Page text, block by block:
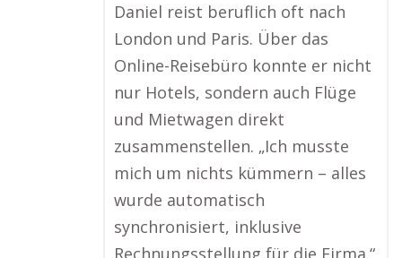
Daniel reist beruflich oft nach
London und Paris. Über das
Online-Reisebüro konnte er nicht
nur Hotels, sondern auch Flüge
und Mietwagen direkt
zusammenstellen. „Ich musste
mich um nichts kümmern – alles
wurde automatisch
synchronisiert, inklusive
Rechnungsstellung für die Firma.“